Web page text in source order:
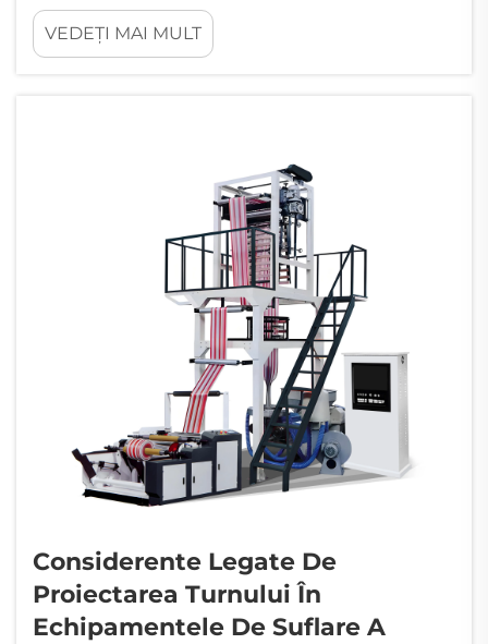
bulei (IBC): Dinamica fluxului de aer și
controlul punctului de rouă. Sistemul de
răcire internă a bulei funcționează prin
VEDEȚI MAI MULT
Considerente Legate De
Proiectarea Turnului În
Echipamentele De Suflare A